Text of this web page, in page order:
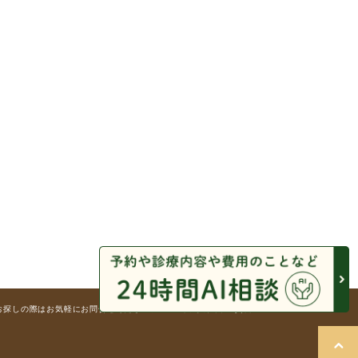
しの際はお気軽にお問合せください。 © 医療法人社団 正貴会